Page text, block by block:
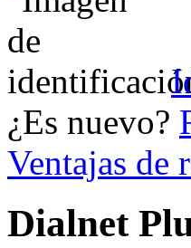
¿Es nuevo?
Ventajas de
Dialnet